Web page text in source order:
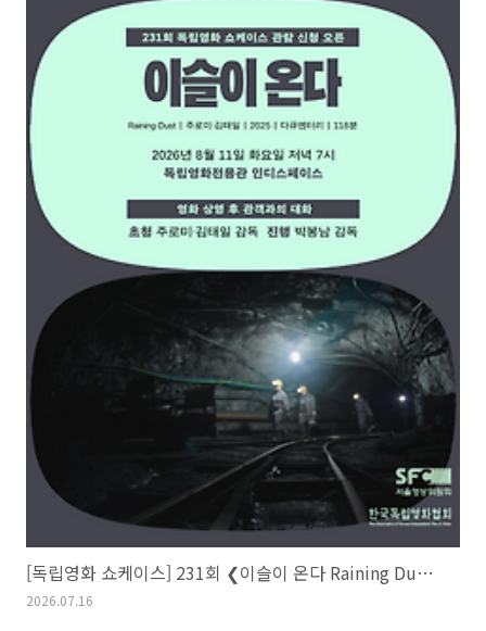
[독립영화 쇼케이스] 231회 ❮이슬이 온다 Raining Dust❯ 주로미·김태일
2026.07.16